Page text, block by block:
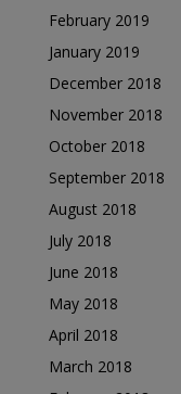
February 2019
January 2019
December 2018
November 2018
October 2018
September 2018
August 2018
July 2018
June 2018
May 2018
April 2018
March 2018